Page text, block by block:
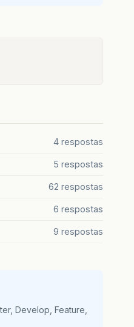
4 respostas
5 respostas
62 respostas
6 respostas
9 respostas
Develop, Feature,